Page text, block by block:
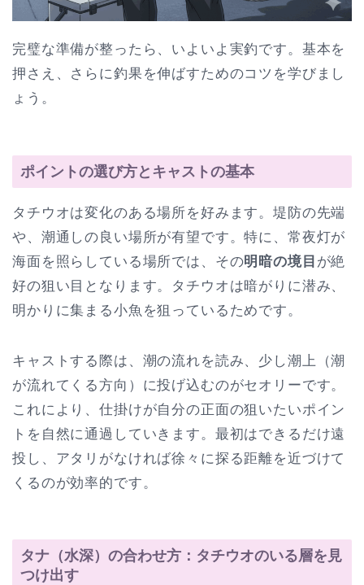
完璧な準備が整ったら、いよいよ実釣です。基本を
押さえ、さらに釣果を伸ばすためのコツを学びまし
ょう。
ポイントの選び方とキャストの基本
タチウオは変化のある場所を好みます。堤防の先端
や、潮通しの良い場所が有望です。特に、常夜灯が
海面を照らしている場所では、その明暗の境目 が絶
好の狙い目となります。タチウオは暗がりに潜み、
明かりに集まる小魚を狙っているためです。
キャストする際は、潮の流れを読み、少し潮上（潮
が流れてくる方向）に投げ込むのがセオリーです。
これにより、仕掛けが自分の正面の狙いたいポイン
トを自然に通過していきます。最初はできるだけ遠
投し、アタリがなければ徐々に探る距離を近づけて
くるのが効率的です。
タナ（水深）の合わせ方：タチウオのいる層を見
つけ出す